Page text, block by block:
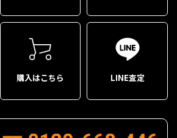
購入はこちら LINE査定